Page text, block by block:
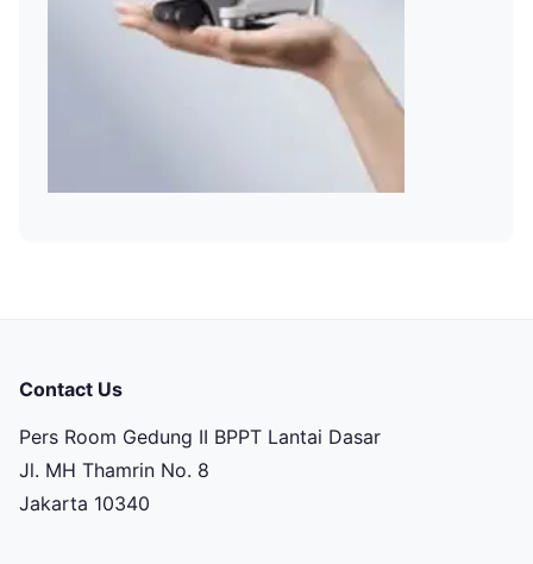
Contact Us
Pers Room Gedung II BPPT Lantai Dasar
Jl. MH Thamrin No. 8
Jakarta 10340